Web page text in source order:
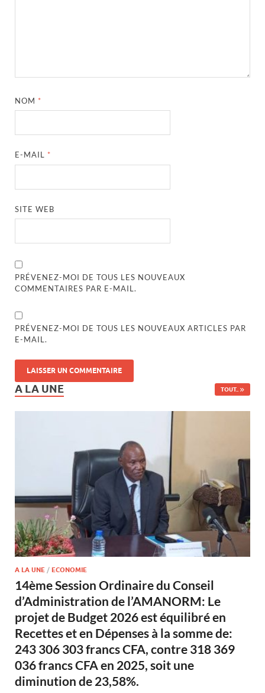
NOM *
E-MAIL *
SITE WEB
PRÉVENEZ-MOI DE TOUS LES NOUVEAUX
COMMENTAIRES PAR E-MAIL.
PRÉVENEZ-MOI DE TOUS LES NOUVEAUX ARTICLES PAR
E-MAIL.
A LA UNE TOUT..
A LA UNE / ECONOMIE
14ème Session Ordinaire du Conseil
d’Administration de l’AMANORM: Le
projet de Budget 2026 est équilibré en
Recettes et en Dépenses à la somme de:
243 306 303 francs CFA, contre 318 369
036 francs CFA en 2025, soit une
diminution de 23,58%.